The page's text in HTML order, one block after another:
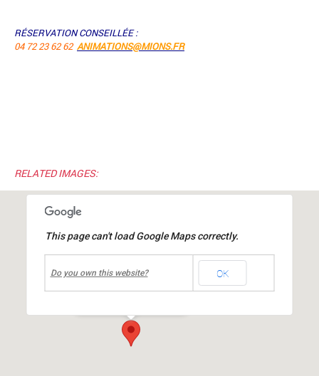
RÉSERVATION CONSEILLÉE :
04 72 23 62 62 ANIMATIONS@MIONS.FR
RELATED IMAGES:
centre de loisirs
This page can't load Google Maps correctly.
Do you own this website? OK